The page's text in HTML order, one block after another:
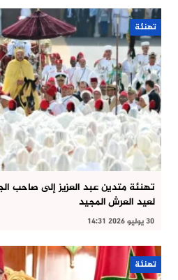
تهنئة
لعيد العرش المجيد
30 يوليو 2026 14:31
تهنئة